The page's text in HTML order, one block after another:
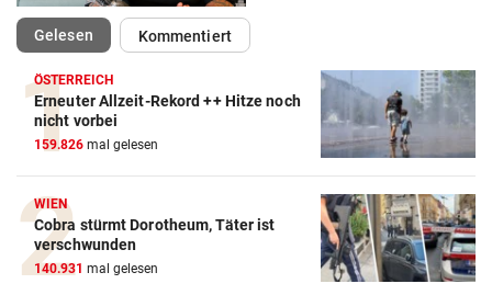
Gelesen(ausgewählt)Kommentiert
ÖSTERREICH
Erneuter Allzeit-Rekord ++ Hitze noch
nicht vorbei
159.826 mal gelesen
WIEN
Cobra stürmt Dorotheum, Täter ist
verschwunden
140.931 mal gelesen